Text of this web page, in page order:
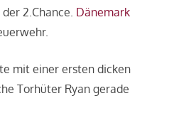
2.Chance. Dänemark
mit einer ersten dicken
Torhüter Ryan gerade